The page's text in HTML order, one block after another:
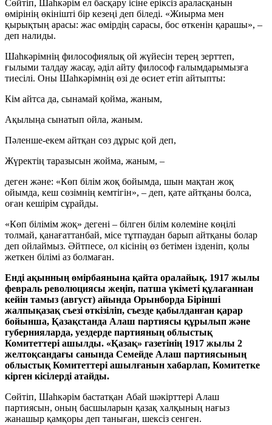
Сөйтіп, Шаһкәрім ел басқару ісіне еріксіз араласқанын
өмірінің өкінішті бір кезеңі деп біледі. «Жиырма мен
қырықтың арасы: жас өмірдің сарасы, бос өткенін қарашы», –
деп налиды.
Шаһкәрімнің философиялық ой жүйесін терең зерттеп,
ғылыми талдау жасау, әділ айту философ ғалымдарымызға
тиесілі. Оны Шаһкәрімнің өзі де өсиет етіп айтыпты:
Кім айтса да, сынамай қойма, жаным,
Ақылыңа сынатып ойла, жаным.
Пәленше-екем айтқан сөз дұрыс қой деп,
Жүректің таразысын жойма, жаным, –
деген және: «Көп білім жоқ бойымда, шын мақтан жоқ
ойымда, кеш сөзімнің кемтігін», – деп, қате айтқаны болса,
оған кешірім сұрайды.
«Көп білімім жоқ» дегені – білген білім көлеміне көңілі
толмай, қанағаттанбай, місе тұтпаудан барып айтқаны болар
деп ойлаймыз. Әйтпесе, ол кісінің өз бетімен ізденіп, қолы
жеткен білімі аз болмаған.
Енді ақынның өмірбаянына қайта оралайық. 1917 жылы
февраль революциясы жеңіп, патша үкіметі құлағаннан
кейін тамыз (август) айында Орынборда Бірінші
жалпықазақ съезі өткізіліп, съезде қабылданған қарар
бойынша, Қазақстанда Алаш партиясы құрылып және
губернияларда, уездерде партияның облыстық
Комитеттері ашылды. «Қазақ» газетінің 1917 жылы 2
желтоқсандағы санында Семейде Алаш партиясының
облыстық Комитеттері ашылғанын хабарлап, Комитетке
кірген кісілерді атайды.
Сөйтіп, Шаһкәрім бастатқан Абай шәкірттері Алаш
партиясын, оның басшыларын қазақ халқының нағыз
жанашыр қамқоры деп таныған, шексіз сенген.